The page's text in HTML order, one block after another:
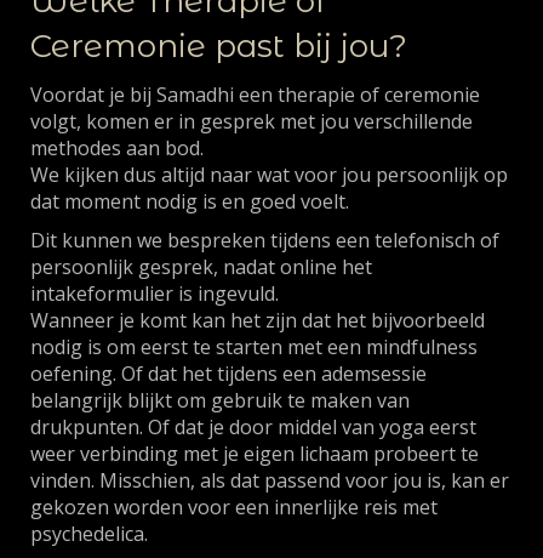
Ceremonie past bij jou?
Voordat je bij Samadhi een therapie of ceremonie
volgt, komen er in gesprek met jou verschillende
methodes aan bod.
We kijken dus altijd naar wat voor jou persoonlijk op
dat moment nodig is en goed voelt.
Dit kunnen we bespreken tijdens een telefonisch of
persoonlijk gesprek, nadat online het
intakeformulier is ingevuld.
Wanneer je komt kan het zijn dat het bijvoorbeeld
nodig is om eerst te starten met een mindfulness
oefening. Of dat het tijdens een ademsessie
belangrijk blijkt om gebruik te maken van
drukpunten. Of dat je door middel van yoga eerst
weer verbinding met je eigen lichaam probeert te
vinden. Misschien, als dat passend voor jou is, kan er
gekozen worden voor een innerlijke reis met
psychedelica.